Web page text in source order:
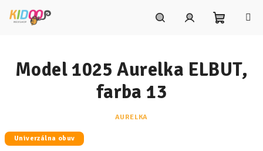
košík
Model 1025 Aurelka ELBUT,
farba 13
AURELKA
Univerzálna obuv